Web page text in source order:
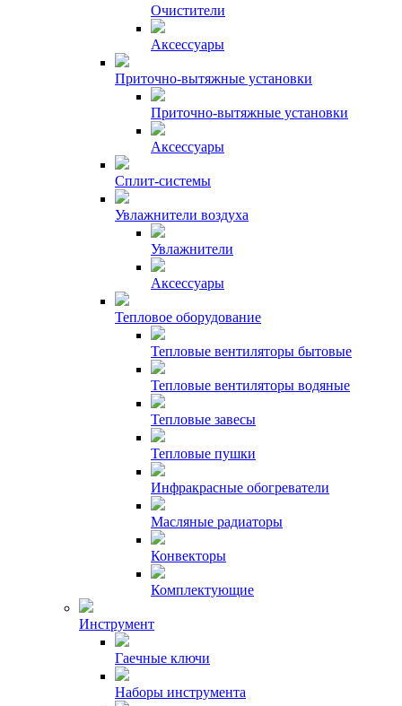
Очистители
Аксессуары
Приточно-вытяжные установки
Приточно-вытяжные установки
Аксессуары
Сплит-системы
Увлажнители воздуха
Увлажнители
Аксессуары
Тепловое оборудование
Тепловые вентиляторы бытовые
Тепловые вентиляторы водяные
Тепловые завесы
Тепловые пушки
Инфракрасные обогреватели
Масляные радиаторы
Конвекторы
Комплектующие
Инструмент
Гаечные ключи
Наборы инструмента